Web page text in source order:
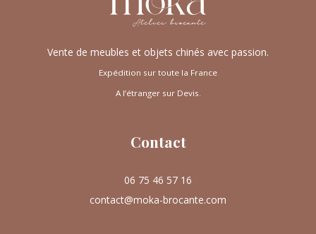
Vente de meubles et objets chinés avec passion.
Expédition sur toute la France
A l’étranger sur Devis.
Contact
06 75 46 57 16
contact@moka-brocante.com